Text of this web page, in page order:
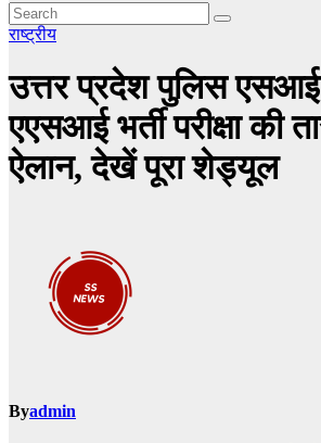
राष्ट्रीय
उत्तर प्रदेश पुलिस
एएसआई भर्ती परीक्षा की
ऐलान, देखें पूरा शेड्यूल
Byadmin